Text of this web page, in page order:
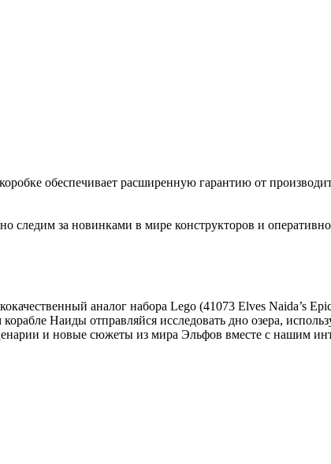
обеспечивает расширенную гарантию от
следим за новинками в мире конструкторов и
аналог набора Lego (41073 Elves Naida’s
Наиды отправляйся исследовать дно озера,
и новые сюжеты из мира Эльфов вместе с нашим